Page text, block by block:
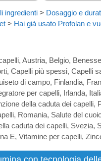
ingredienti > Dosaggio e
> Hai già usato Profolan e
, Austria, Belgio,
, Capelli più spessi, Capelli
di campo, Finlandia,
per capelli, Irlanda,
della caduta dei capelli,
, Romania, Salute del
caduta dei capelli, Svezia,
E, Vitamine per capelli,